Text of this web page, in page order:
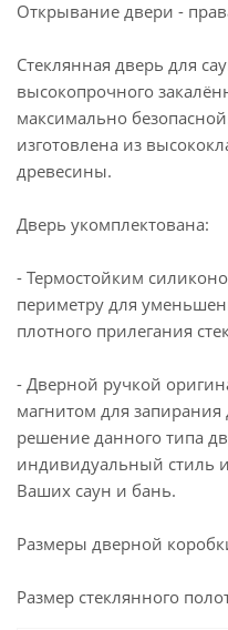
Открывание двери -
Стеклянная дверь для
высокопрочного
максимально
изготовлена из
древесины.
Дверь укомплектована:
- Термостойким
периметру для
плотного прилегания
- Дверной ручкой
магнитом для
решение данного типа
индивидуальный стиль
Ваших саун и бань.
Размеры дверной
Размер стеклянного